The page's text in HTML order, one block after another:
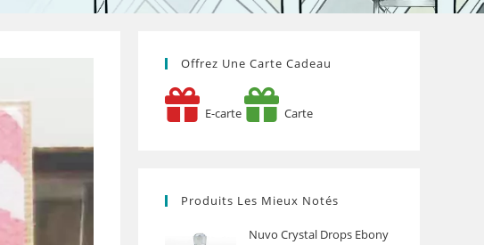
Offrez Une Carte Cadeau
E-carte Carte
Produits Les Mieux Notés
Nuvo Crystal Drops Ebony